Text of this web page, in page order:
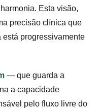
Esta visão,
precisão clínica que
progressivamente
— que guarda a
a capacidade
pelo fluxo livre do